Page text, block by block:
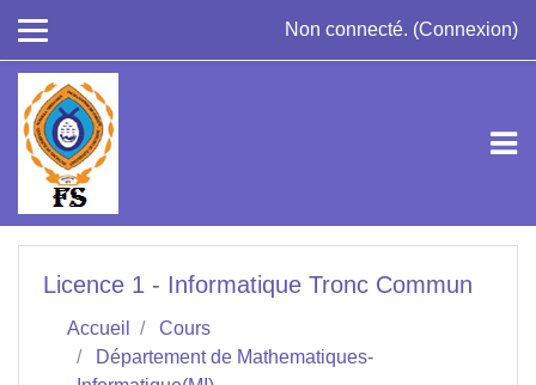
Non connecté. (Connexion)
Licence 1 - Informatique Tronc Commun
Accueil
Cours
Département de Mathematiques-